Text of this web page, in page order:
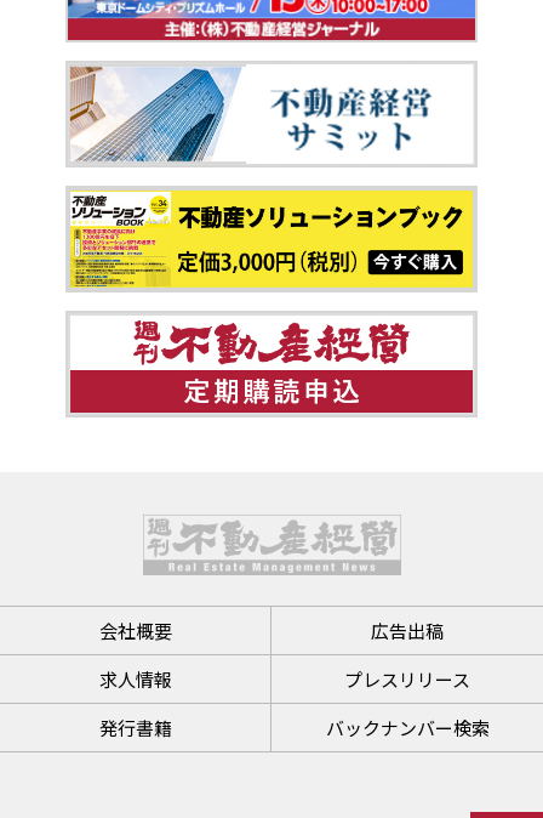
会社概要
広告出稿
求人情報
プレスリリース
発行書籍
バックナンバー検索